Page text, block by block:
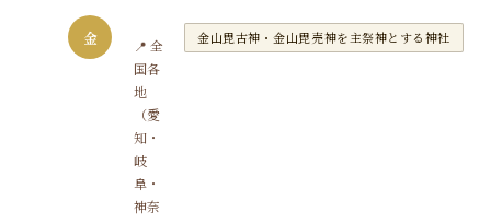
金
📍 全
国各
地
（愛
知・
岐
阜・
神奈
金山毘古神・金山毘売神を主祭神とする神社